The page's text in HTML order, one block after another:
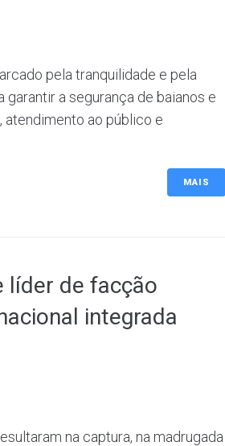
pela tranquilidade e pela
a segurança de baianos e
ao público e
MAIS
líder de facção
integrada
na captura, na madrugada